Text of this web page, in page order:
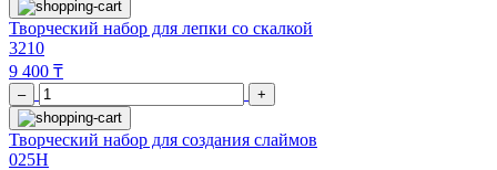
Творческий набор для лепки со скалкой
3210
9 400 ₸
– +
Творческий набор для создания слаймов
025H